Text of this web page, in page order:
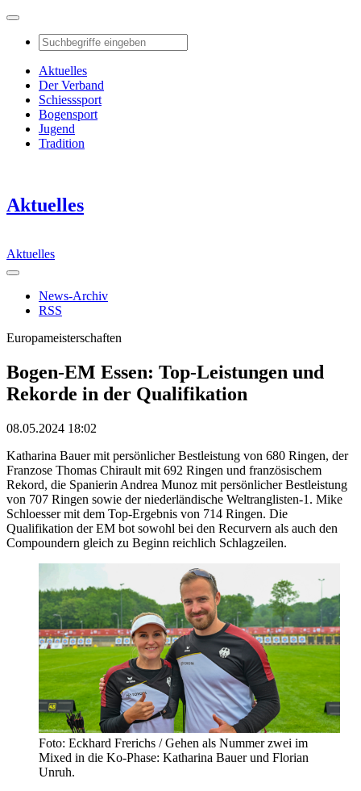
Aktuelles
Der Verband
Schiesssport
Bogensport
Jugend
Tradition
Aktuelles
Aktuelles
News-Archiv
RSS
Europameisterschaften
Bogen-EM Essen: Top-Leistungen und
Rekorde in der Qualifikation
08.05.2024 18:02
Katharina Bauer mit persönlicher Bestleistung von 680 Ringen, der
Franzose Thomas Chirault mit 692 Ringen und französischem
Rekord, die Spanierin Andrea Munoz mit persönlicher Bestleistung
von 707 Ringen sowie der niederländische Weltranglisten-1. Mike
Schloesser mit dem Top-Ergebnis von 714 Ringen. Die
Qualifikation der EM bot sowohl bei den Recurvern als auch den
Compoundern gleich zu Beginn reichlich Schlagzeilen.
Foto: Eckhard Frerichs / Gehen als Nummer zwei im
Mixed in die Ko-Phase: Katharina Bauer und Florian
Unruh.